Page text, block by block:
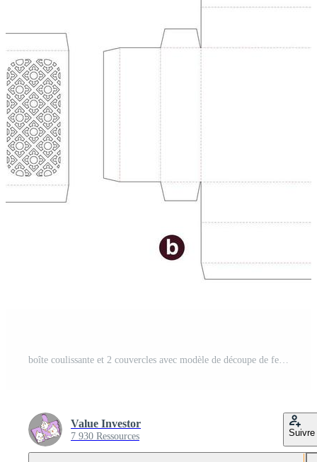
boîte coulissante et 2 couvercles avec modèle de découpe de fenêtre à motif au pochoir et maquette 3d Vecteur Pro et SVG Pro
Value Investor
7 930 Ressources Suivre